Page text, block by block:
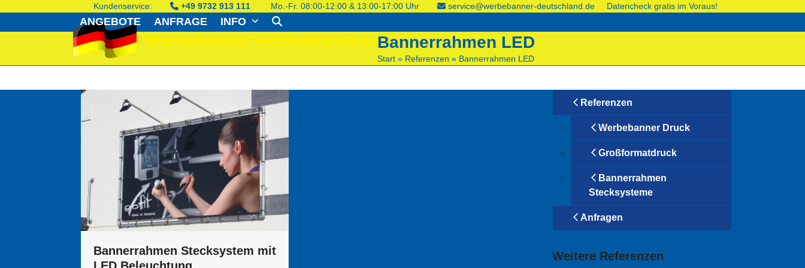
content
Kundenservice: +49 9732 913 111 Mo.-Fr. 08:00-12:00 & 13:00-17:00 Uhr service@werbebanner-deutschland.de Datencheck gratis im Voraus!
ANGEBOTE ANFRAGE INFO
Bannerrahmen LED
Start» Referenzen » Bannerrahmen LED
Bannerrahmen Stecksystem mit
LED Beleuchtung
Referenzen
Werbebanner Druck
Großformatdruck
Bannerrahmen
Stecksysteme
Anfragen
Weitere Referenzen